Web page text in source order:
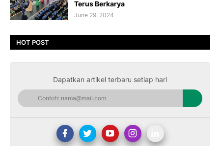
Terus Berkarya
June 29, 2024
HOT POST
Dapatkan artikel terbaru setiap hari